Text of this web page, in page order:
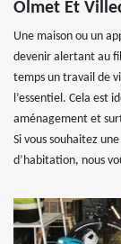
Olmet Et
Une maison ou un
devenir alertant au
temps un travail de
l’essentiel. Cela est
aménagement et
Si vous souhaitez
d’habitation, nous